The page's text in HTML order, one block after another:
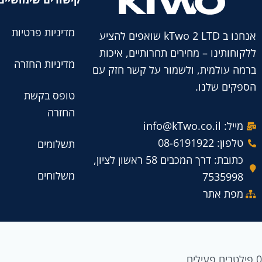
אנחנו ב kTwo 2 LTD שואפים להציע
ללקוחותינו – מחירים תחרותיים, איכות
ברמה עולמית, ולשמור על קשר חזק עם
הספקים שלנו.
מייל: info@kTwo.co.il
טלפון: 08-6191922
כתובת: דרך המכבים 58 ראשון לציון,
7535998
מפת אתר
מדיניות פרטיות
מדיניות החזרה
טופס בקשת
החזרה
תשלומים
משלוחים
0 פילטרים פעילים